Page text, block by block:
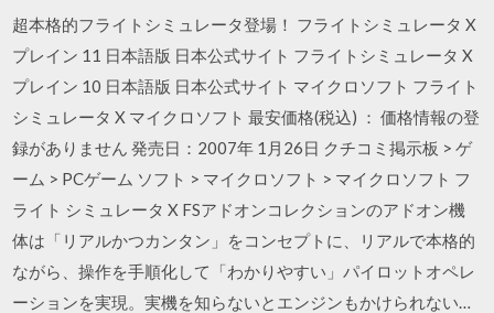
超本格的フライトシミュレータ登場！ フライトシミュレータ X
プレイン 11 日本語版 日本公式サイト フライトシミュレータ X
プレイン 10 日本語版 日本公式サイト マイクロソフト フライト
シミュレータ X マイクロソフト 最安価格(税込) ： 価格情報の登
録がありません 発売日：2007年 1月26日 クチコミ掲示板 > ゲ
ーム > PCゲーム ソフト > マイクロソフト > マイクロソフト フ
ライト シミュレータ X FSアドオンコレクションのアドオン機
体は「リアルかつカンタン」をコンセプトに、リアルで本格的
ながら、操作を手順化して「わかりやすい」パイロットオペレ
ーションを実現。実機を知らないとエンジンもかけられない…